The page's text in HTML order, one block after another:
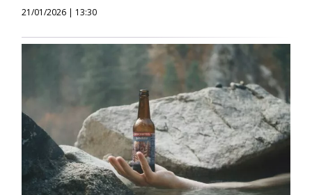
21/01/2026 | 13:30